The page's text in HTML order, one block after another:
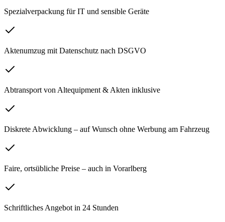
Spezialverpackung für IT und sensible Geräte
Aktenumzug mit Datenschutz nach DSGVO
Abtransport von Altequipment & Akten inklusive
Diskrete Abwicklung – auf Wunsch ohne Werbung am Fahrzeug
Faire, ortsübliche Preise – auch in Vorarlberg
Schriftliches Angebot in 24 Stunden